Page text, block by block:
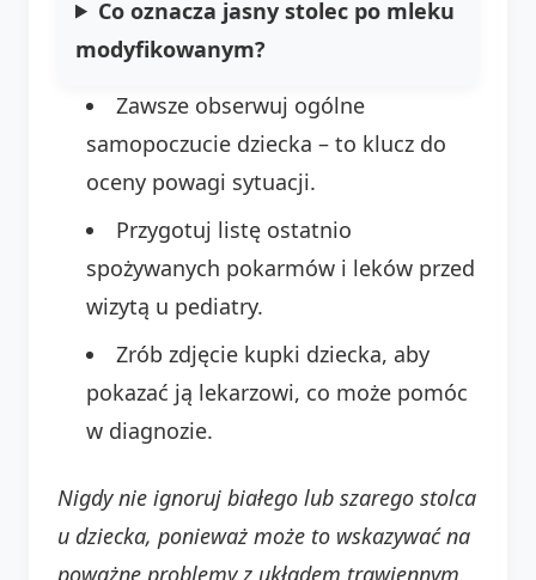
Co oznacza jasny stolec po mleku
modyfikowanym?
Zawsze obserwuj ogólne
samopoczucie dziecka – to klucz do
oceny powagi sytuacji.
Przygotuj listę ostatnio
spożywanych pokarmów i leków przed
wizytą u pediatry.
Zrób zdjęcie kupki dziecka, aby
pokazać ją lekarzowi, co może pomóc
w diagnozie.
Nigdy nie ignoruj białego lub szarego stolca
u dziecka, ponieważ może to wskazywać na
poważne problemy z układem trawiennym.